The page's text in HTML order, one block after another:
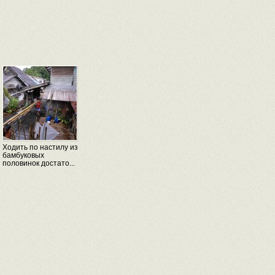
Ходить по настилу из
бамбуковых
половинок достато...